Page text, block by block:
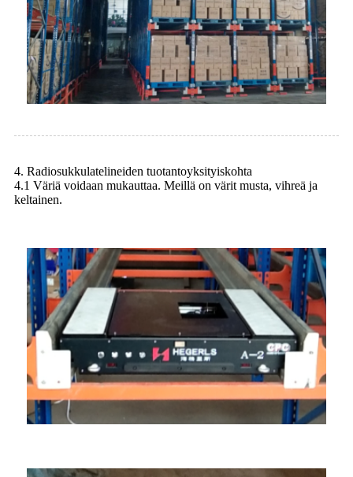
4. Radiosukkulatelineiden tuotantoyksityiskohta
4.1 Väriä voidaan mukauttaa. Meillä on värit musta, vihreä ja
keltainen.